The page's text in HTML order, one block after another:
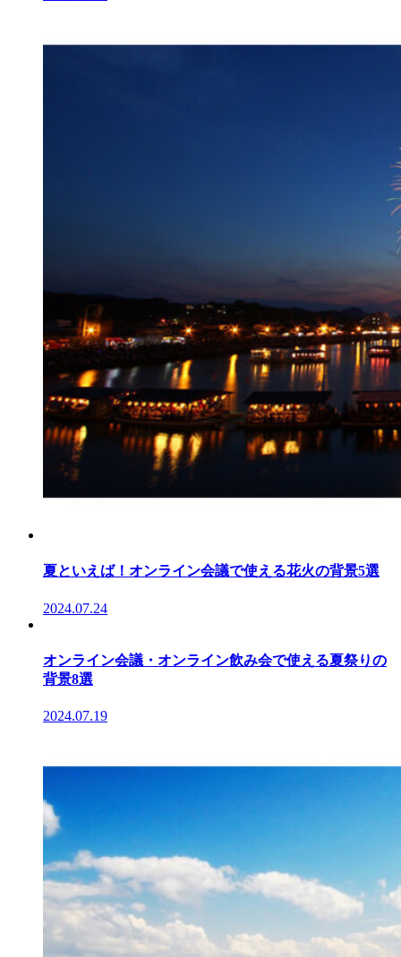
夏といえば！オンライン会議で使える花火の背景5選
2024.07.24
オンライン会議・オンライン飲み会で使える夏祭りの
背景8選
2024.07.19